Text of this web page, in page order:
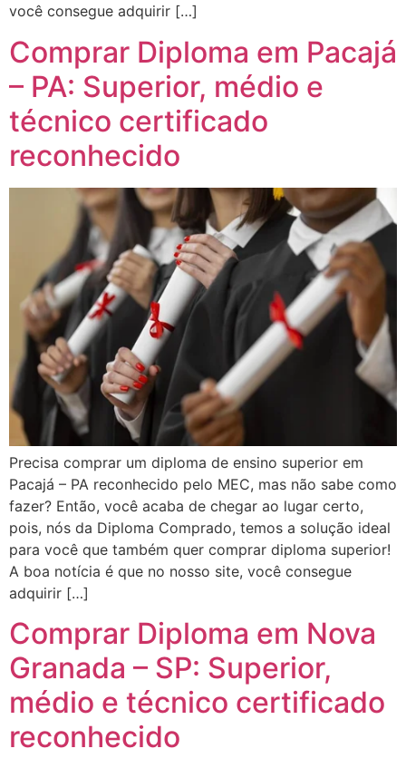
você consegue adquirir […]
Comprar Diploma em Pacajá
– PA: Superior, médio e
técnico certificado
reconhecido
Precisa comprar um diploma de ensino superior em
Pacajá – PA reconhecido pelo MEC, mas não sabe como
fazer? Então, você acaba de chegar ao lugar certo,
pois, nós da Diploma Comprado, temos a solução ideal
para você que também quer comprar diploma superior!
A boa notícia é que no nosso site, você consegue
adquirir […]
Comprar Diploma em Nova
Granada – SP: Superior,
médio e técnico certificado
reconhecido